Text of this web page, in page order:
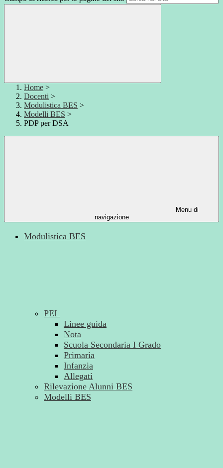
Home >
Docenti >
Modulistica BES >
Modelli BES >
PDP per DSA
Menu di
navigazione
Modulistica BES
PEI
Linee guida
Nota
Scuola Secondaria I Grado
Primaria
Infanzia
Allegati
Rilevazione Alunni BES
Modelli BES